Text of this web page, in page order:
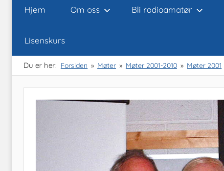
Oslogruppen
av
NRRL
Hjem Om oss Bli radioamatør
Lisenskurs
Du er her: Forsiden Møter Møter 2001-2010 Møter 2001